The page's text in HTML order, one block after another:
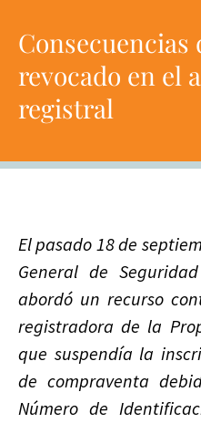
Consecuencias
revocado en el
registral
El pasado 18 de
General de
abordó un recurso
registradora de la
que suspendía la
de compraventa
Número de